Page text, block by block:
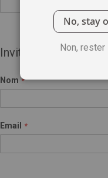
Invité(e)
Nom
Email
No, stay
Non,